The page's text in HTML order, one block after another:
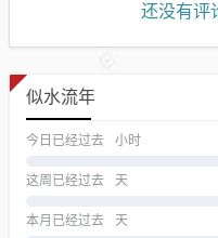
还没有评
似水流年
今日已经过去 小时
这周已经过去 天
本月已经过去 天